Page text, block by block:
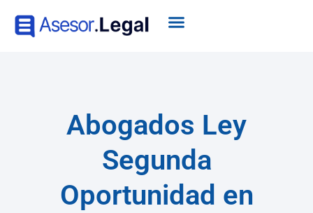
Abogados Ley
Segunda
Oportunidad en